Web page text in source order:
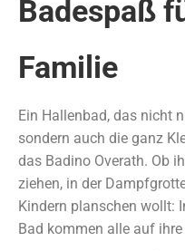
Badespaß
Familie
Ein Hallenbad, das nicht
sondern auch die ganz
das Badino Overath. Ob
ziehen, in der
Kindern planschen wollt:
Bad kommen alle auf ihre